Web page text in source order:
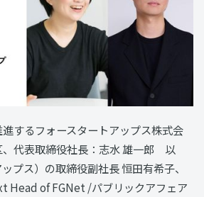
するフォースタートアップス株式会
、代表取締役社長：志水 雄一郎 以
プス）の取締役副社長 恒田有希子、
Head of FGNet /パブリックアフェア